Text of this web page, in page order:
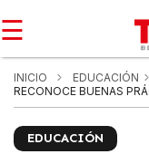
☰
INICIO EDUCACIÓN
RECONOCE BUENAS
EDUCACIÓN